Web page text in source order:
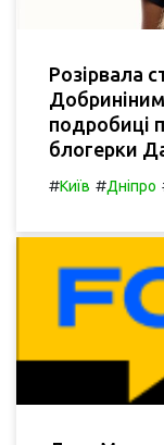
Розірвала
Добриніним
подробиці
блогерки
#Київ #Дніпро